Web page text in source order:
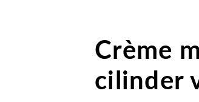
Crème
cilinder